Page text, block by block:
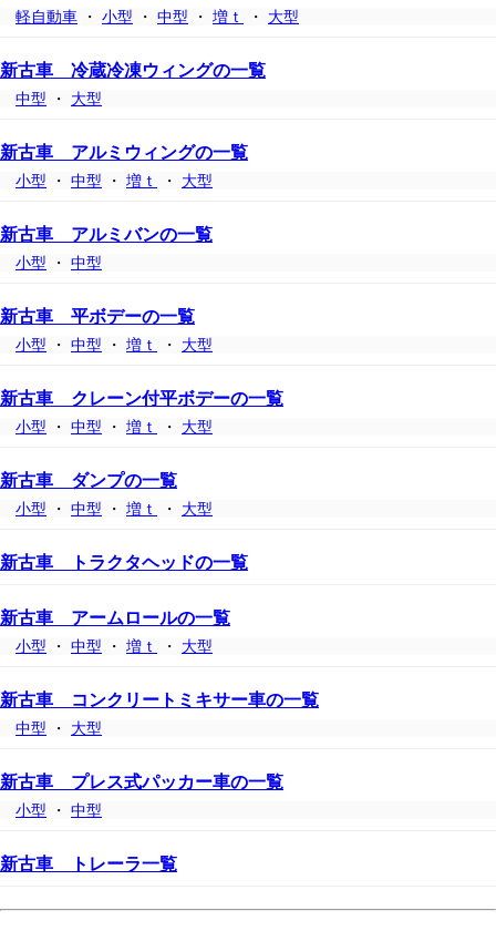
軽自動車 ・ 小型 ・ 中型 ・ 増ｔ ・ 大型
新古車 冷蔵冷凍ウィングの一覧
中型 ・ 大型
新古車 アルミウィングの一覧
小型 ・ 中型 ・ 増ｔ ・ 大型
新古車 アルミバンの一覧
小型 ・ 中型
新古車 平ボデーの一覧
小型 ・ 中型 ・ 増ｔ ・ 大型
新古車 クレーン付平ボデーの一覧
小型 ・ 中型 ・ 増ｔ ・ 大型
新古車 ダンプの一覧
小型 ・ 中型 ・ 増ｔ ・ 大型
新古車 トラクタヘッドの一覧
新古車 アームロールの一覧
小型 ・ 中型 ・ 増ｔ ・ 大型
新古車 コンクリートミキサー車の一覧
中型 ・ 大型
新古車 プレス式パッカー車の一覧
小型 ・ 中型
新古車 トレーラ一覧